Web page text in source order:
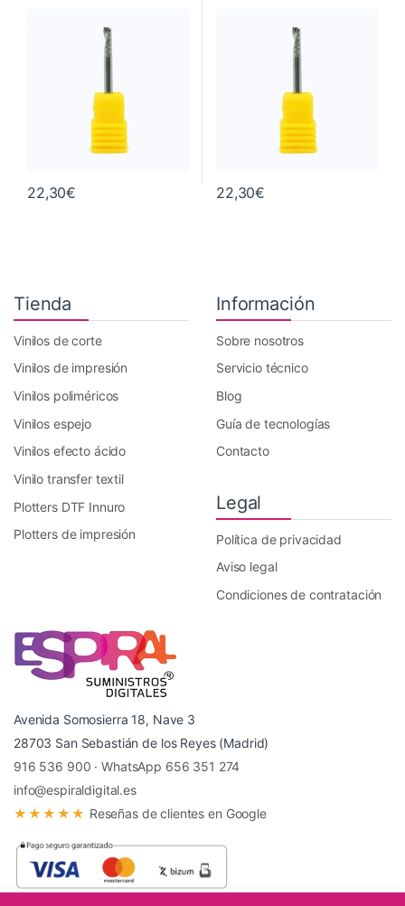
22,30€ 22,30€
Tienda
Vinilos de corte
Vinilos de impresión
Vinilos poliméricos
Vinilos espejo
Vinilos efecto ácido
Vinilo transfer textil
Plotters DTF Innuro
Plotters de impresión
Información
Sobre nosotros
Servicio técnico
Blog
Guía de tecnologías
Contacto
Legal
Política de privacidad
Aviso legal
Condiciones de contratación
Avenida Somosierra 18, Nave 3
28703 San Sebastián de los Reyes (Madrid)
916 536 900 ·WhatsApp 656 351 274
info@espiraldigital.es
★★★★★ Reseñas de clientes en Google